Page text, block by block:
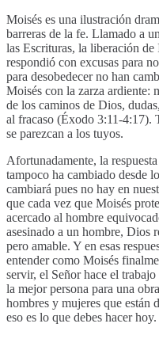
Moisés es una ilustración
barreras de la fe. Llamado a
las Escrituras, la liberación
respondió con excusas para
para desobedecer no han
Moisés con la zarza ardiente:
de los caminos de Dios,
al fracaso (Éxodo 3:11-4:17).
se parezcan a los tuyos.
Afortunadamente, la
tampoco ha cambiado desde
cambiará pues no hay en
que cada vez que Moisés
acercado al hombre
asesinado a un hombre, Dios
pero amable. Y en esas
entender como Moisés
servir, el Señor hace el
la mejor persona para una
hombres y mujeres que están
eso es lo que debes hacer hoy.